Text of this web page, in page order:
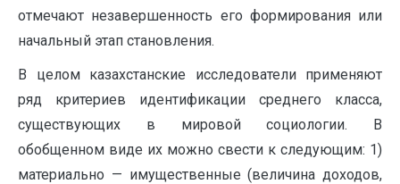
отмечают незавершенность его формирования или
начальный этап становления.
В целом казахстанские исследователи применяют
ряд критериев идентификации среднего класса,
существующих в мировой социологии. В
обобщенном виде их можно свести к следующим: 1)
материально — имущественные (величина доходов,